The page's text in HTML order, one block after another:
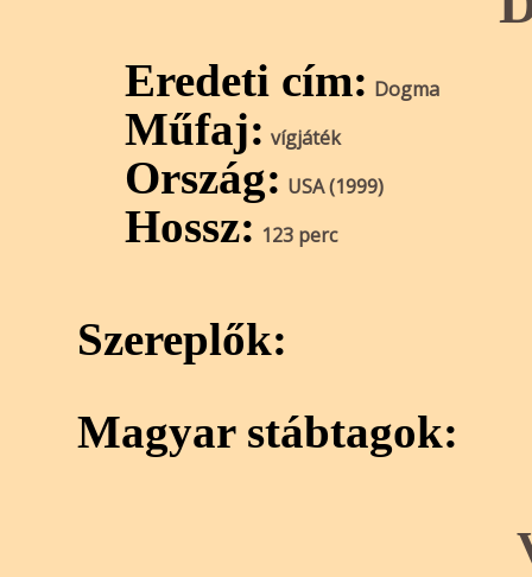
Eredeti cím: Dogma
Műfaj: vígjáték
Ország: USA (1999)
Hossz: 123 perc
Szereplők:
Magyar stábtagok: